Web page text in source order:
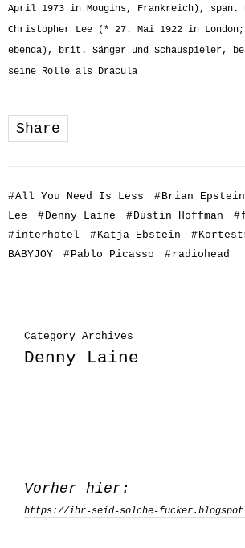
April 1973 in Mougins, Frankreich), span.
Christopher Lee (* 27. Mai 1922 in
ebenda), brit. Sänger und Schauspieler,
seine Rolle als Dracula
Share
#All You Need Is Less # Brian Epstein
Lee
# Denny Laine # Dustin Hoffman #
#interhotel # Katja Ebstein #
BABYJOY
# Pablo Picasso #radiohead
Category Archives
Denny Laine
Vorher hier:
https://ihr-seid-solche-